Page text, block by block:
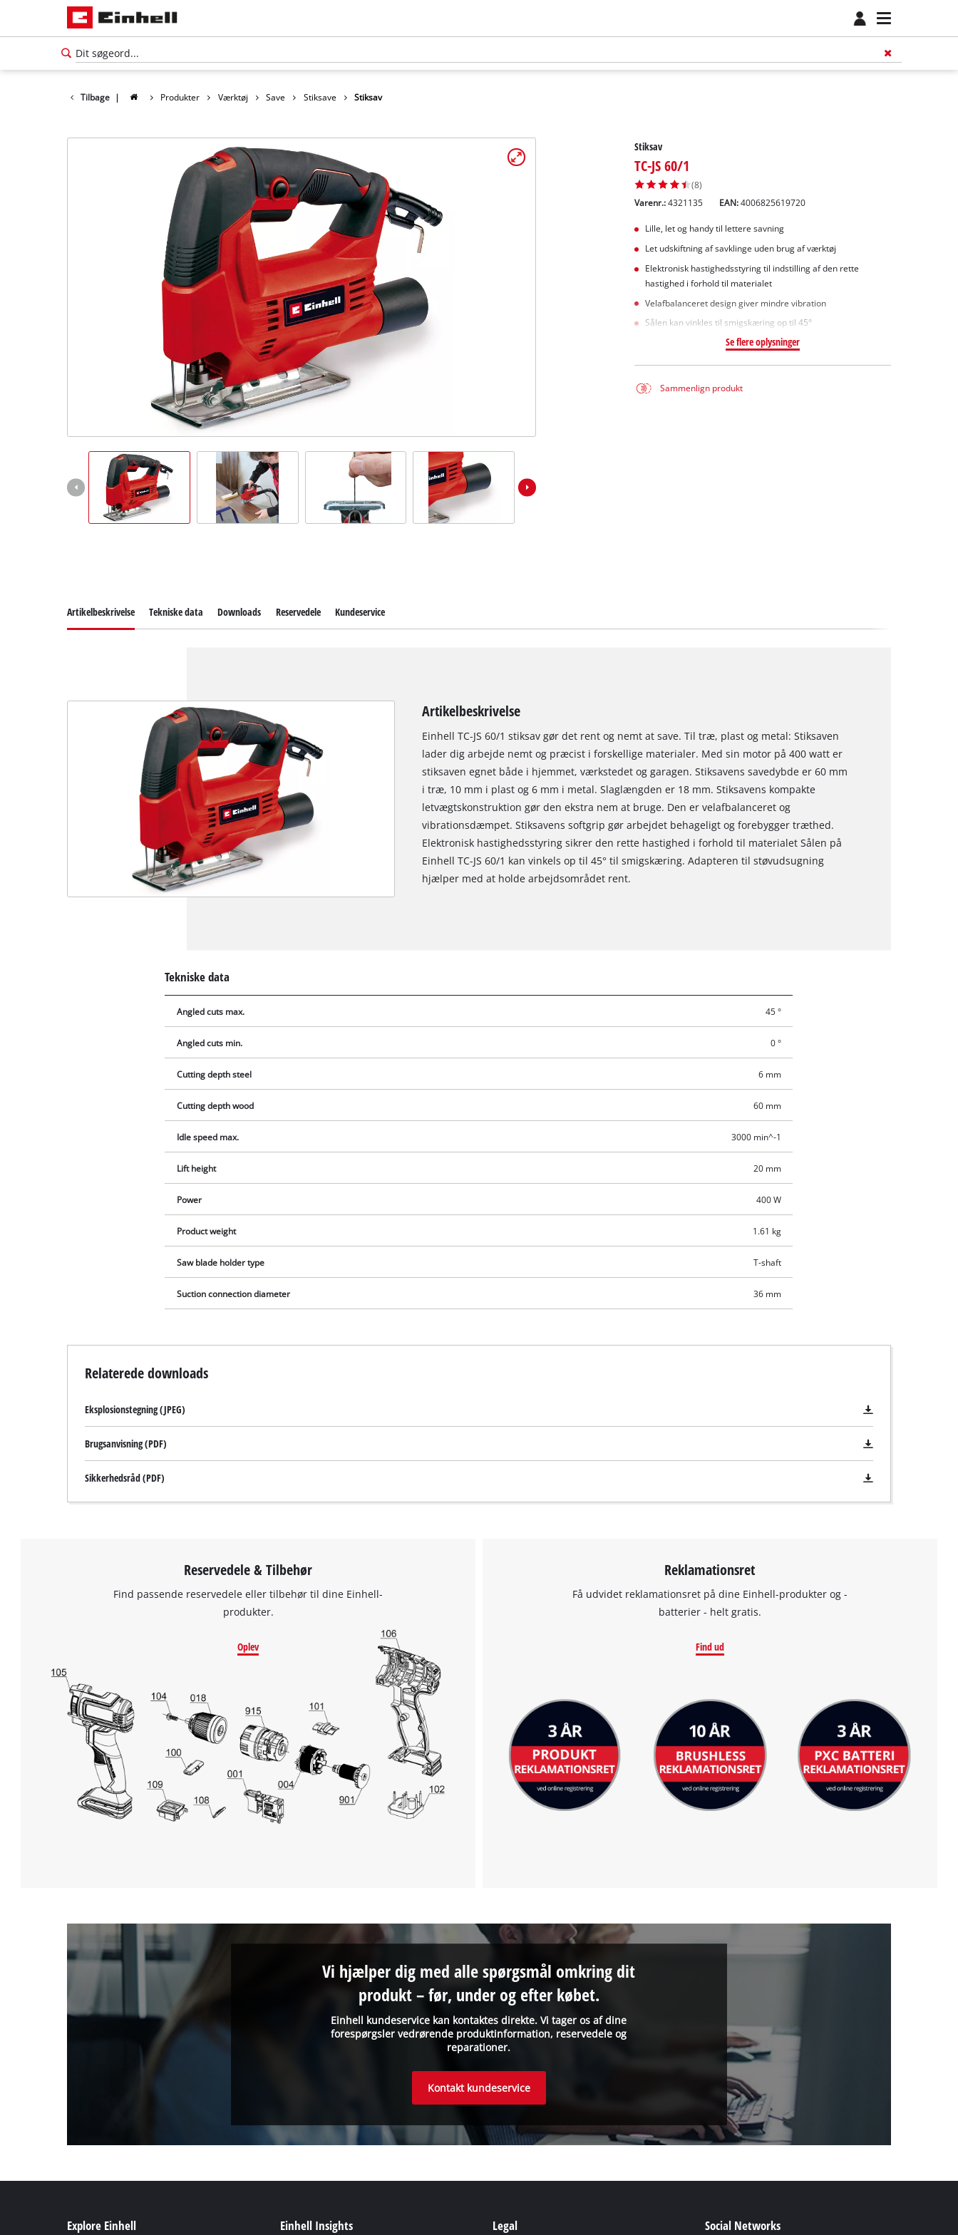
Tilbage | Produkter Værktøj Save Stiksave Stiksav
Stiksav
TC-JS 60/1
(8)
Varenr.: 4321135 EAN:4006825619720
Lille, let og handy til lettere savning
Let udskiftning af savklinge uden brug af værktøj
Elektronisk hastighedsstyring til indstilling af den rette
hastighed i forhold til materialet
Velafbalanceret design giver mindre vibration
Sålen kan vinkles til smigskæring op til 45°
Se flere oplysninger
Sammenlign produkt
Google Maps service!
This content is not permitted to load due
visitor. The website owner needs to setup
Artikelbeskrivelse Tekniske data Downloads Reservedele Kundeservice
Artikelbeskrivelse
Einhell TC-JS 60/1 stiksav gør det rent og nemt at save. Til træ, plast og metal: Stiksaven
lader dig arbejde nemt og præcist i forskellige materialer. Med sin motor på 400 watt er
stiksaven egnet både i hjemmet, værkstedet og garagen. Stiksavens savedybde er 60 mm
i træ, 10 mm i plast og 6 mm i metal. Slaglængden er 18 mm. Stiksavens kompakte
letvægtskonstruktion gør den ekstra nem at bruge. Den er velafbalanceret og
vibrationsdæmpet. Stiksavens softgrip gør arbejdet behageligt og forebygger træthed.
Elektronisk hastighedsstyring sikrer den rette hastighed i forhold til materialet Sålen på
Einhell TC-JS 60/1 kan vinkels op til 45° til smigskæring. Adapteren til støvudsugning
hjælper med at holde arbejdsområdet rent.
Tekniske data
Angled cuts max. 45 °
Angled cuts min. 0 °
Cutting depth steel 6 mm
Cutting depth wood 60 mm
Idle speed max. 3000 min^-1
Lift height 20 mm
Power 400 W
Product weight 1.61 kg
Saw blade holder type T-shaft
Suction connection diameter 36 mm
Relaterede downloads
Eksplosionstegning (JPEG)
Brugsanvisning (PDF)
Sikkerhedsråd (PDF)
Reservedele & Tilbehør
Find passende reservedele eller tilbehør til dine Einhell-
produkter.
Oplev
Reklamationsret
Få udvidet reklamationsret på dine Einhell-produkter og -
batterier - helt gratis.
Find ud
Einhell kundeservice kan kontaktes direkte. Vi tager os af dine
forespørgsler vedrørende produktinformation, reservedele og
reparationer.
Vi hjælper dig med alle spørgsmål omkring dit
produkt – før, under og efter købet.
Kontakt kundeservice
Explore Einhell Einhell Insights Legal Social Networks